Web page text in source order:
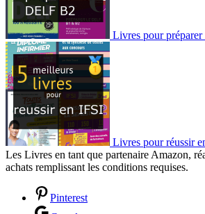
Livres pour
Livres pour réussir
Les Livres en tant que partenaire Amazon,
achats remplissant les conditions requises.
Pinterest